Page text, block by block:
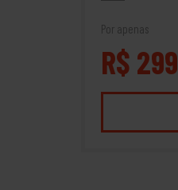
Por apenas
R$ 299